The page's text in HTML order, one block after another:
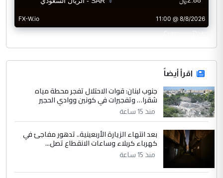
CurrencyRate
اقرأ أيضاً
جنوب لبنان: قوات الاحتلال تفجر محطة مياه
شقرا… وتفجيرات في كونين ووادي الحجير
منذ 15 ساعة
بعد انتهاء الزيارة الأربعينية.. تدهور مفاجئ في
كهرباء كربلاء وساعات الانقطاع تصل...
منذ 15 ساعة